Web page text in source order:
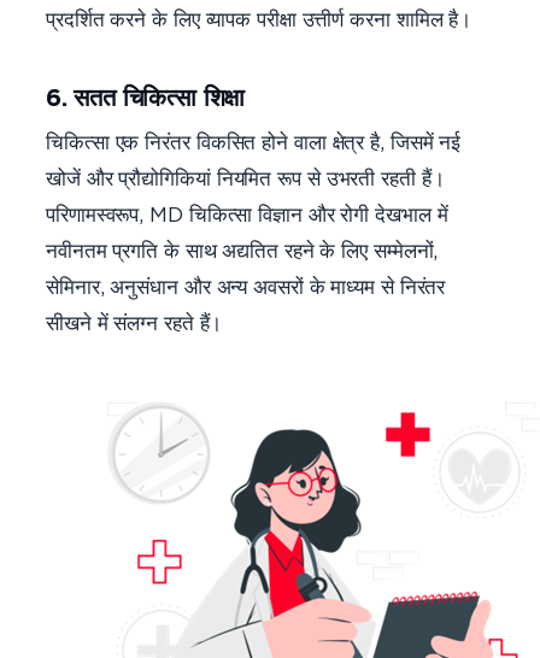
प्रदर्शित करने के लिए व्यापक परीक्षा उत्तीर्ण करना शामिल है।
6. सतत चिकित्सा शिक्षा
चिकित्सा एक निरंतर विकसित होने वाला क्षेत्र है, जिसमें नई
खोजें और प्रौद्योगिकियां नियमित रूप से उभरती रहती हैं।
परिणामस्वरूप, MD चिकित्सा विज्ञान और रोगी देखभाल में
नवीनतम प्रगति के साथ अद्यतित रहने के लिए सम्मेलनों,
सेमिनार, अनुसंधान और अन्य अवसरों के माध्यम से निरंतर
सीखने में संलग्न रहते हैं।